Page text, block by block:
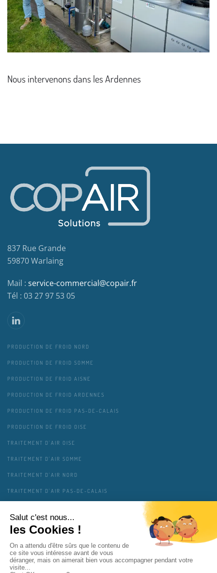
Nous intervenons dans les Ardennes
837 Rue Grande
59870 Warlaing
Mail : service-commercial@copair.fr
Tél : 03 27 97 53 05
PRODUCTION DE FROID NORD
PRODUCTION DE FROID SOMME
PRODUCTION DE FROID AISNE
PRODUCTION DE FROID ARDENNES
PRODUCTION DE FROID PAS-DE-CALAIS
PRODUCTION DE FROID OISE
TRAITEMENT D'AIR OISE
TRAITEMENT D'AIR SOMME
TRAITEMENT D'AIR NORD
TRAITEMENT D'AIR PAS-DE-CALAIS